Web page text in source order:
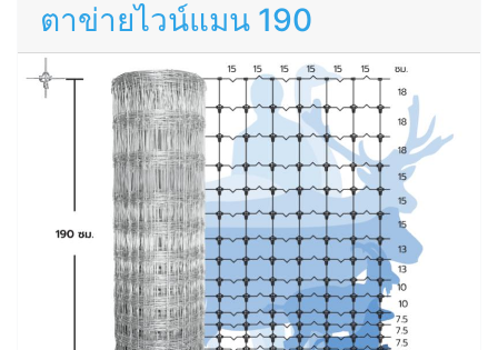
ตาข่ายไวน์แมน 190